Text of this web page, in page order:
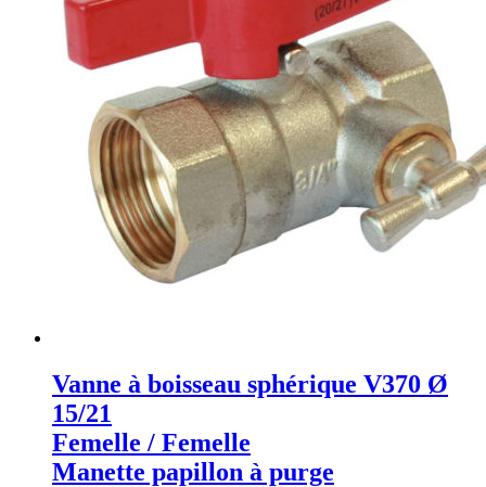
Vanne à boisseau sphérique V370 Ø
15/21
Femelle / Femelle
Manette papillon à purge